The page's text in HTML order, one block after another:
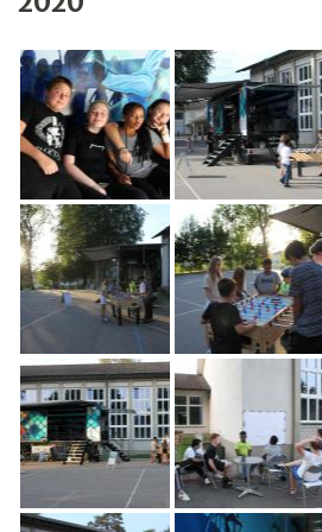
Agenda
Netzwerk
Spenden
Jobs
Freiwilligenarbeit
News
Newsletter